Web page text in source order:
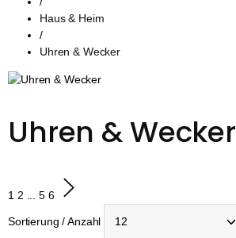
Haus & Heim
/
Uhren & Wecker
Uhren & Wecker
1 2 ... 5 6
Sortierung / Anzahl